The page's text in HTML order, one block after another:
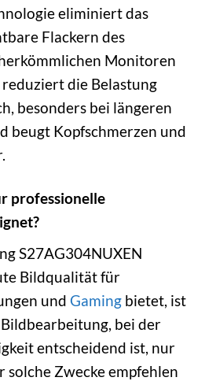
eliminiert das
Flackern des
Monitoren
die Belastung
besonders bei längeren
beugt Kopfschmerzen und
professionelle
S27AG304NUXEN
Bildqualität für
und Gaming bietet, ist
bei der
entscheidend ist, nur
solche Zwecke empfehlen